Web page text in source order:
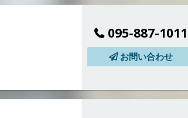
095-887-1011
お問い合わせ